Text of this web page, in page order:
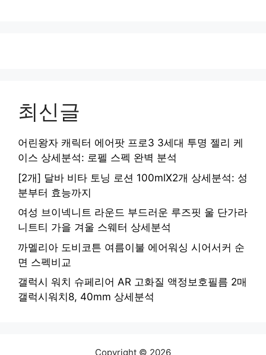
최신글
어린왕자 캐릭터 에어팟 프로3 3세대 투명 젤리 케
이스 상세분석: 로펠 스펙 완벽 분석
[2개] 달바 비타 토닝 로션 100mlX2개 상세분석: 성
분부터 효능까지
여성 브이넥니트 라운드 부드러운 루즈핏 울 단가라
니트티 가을 겨울 스웨터 상세분석
까멜리아 도비코튼 여름이불 에어워싱 시어서커 순
면 스펙비교
갤럭시 워치 슈페리어 AR 고화질 액정보호필름 2매
갤럭시워치8, 40mm 상세분석
Copyright © 2026